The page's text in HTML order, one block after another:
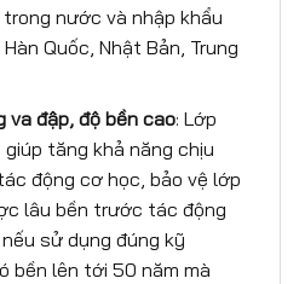
nước và nhập khẩu
Quốc, Nhật Bản, Trung
vađập, độbền cao: Lớp
giúp tăng khả năng chịu
động cơ học, bảo vệ lớp
lâu bền trước tác động
sử dụng đúng kỹ
bền lên tới 50 năm mà